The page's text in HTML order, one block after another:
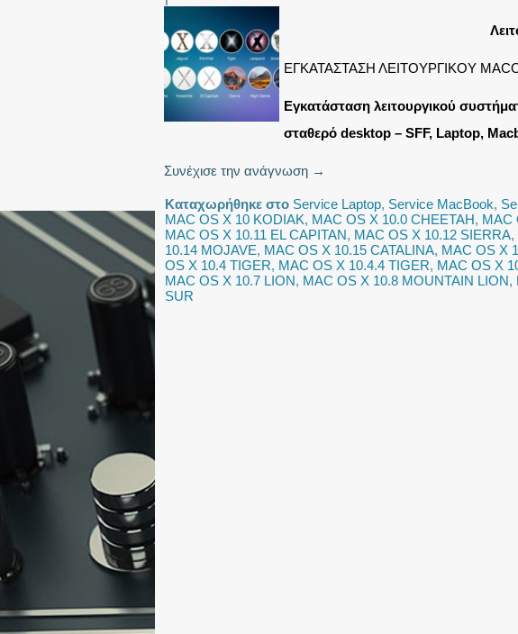
ΕΓΚΑΤΑΣΤΑΣΗ ΛΕΙΤΟΥΡΓΙΚΟΥ
Εγκατάσταση λειτουργικού
σταθερό desktop – SFF, Laptop,
Συνέχισε την ανάγνωση →
Καταχωρήθηκε στο Service Laptop, Service MacBook,
MAC OS X 10 KODIAK, MAC OS X 10.0 CHEETAH, MAC
MAC OS X 10.11 EL CAPITAN, MAC OS X 10.12 SIERRA,
10.14 MOJAVE, MAC OS X 10.15 CATALINA, MAC OS X
OS X 10.4 TIGER, MAC OS X 10.4.4 TIGER, MAC OS X
MAC OS X 10.7 LION, MAC OS X 10.8 MOUNTAIN LION,
SUR